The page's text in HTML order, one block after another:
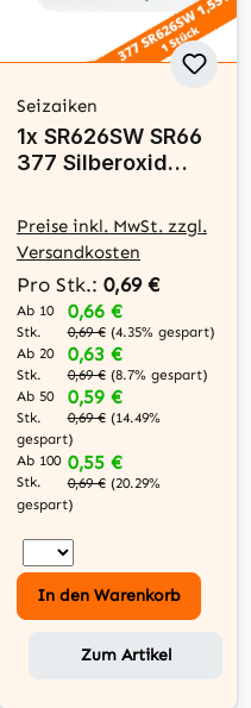
Seizaiken
1x SR626SW SR66
377 Silberoxid
1,55 V
Preise inkl. MwSt. zzgl.
Versandkosten
Pro Stk.: 0,69 €
Ab 10
Stk.
0,66 €
0,69 € (4.35% gespart)
Ab 20
Stk.
0,63 €
0,69 € (8.7% gespart)
Ab 50
Stk.
0,59 €
0,69 € (14.49%
gespart)
Ab 100
Stk.
0,55 €
0,69 € (20.29%
gespart)
In den Warenkorb
Zum Artikel